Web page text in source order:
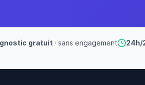
gratuit· sans engagement 24h/